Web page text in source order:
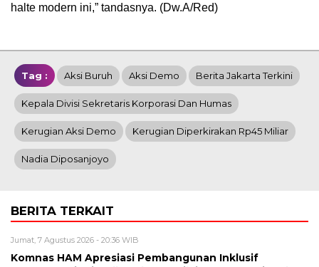
halte modern ini,” tandasnya. (Dw.A/Red)
Tag : Aksi Buruh Aksi Demo Berita Jakarta Terkini
Kepala Divisi Sekretaris Korporasi Dan Humas
Kerugian Aksi Demo Kerugian Diperkirakan Rp45 Miliar
Nadia Diposanjoyo
BERITA TERKAIT
Jumat, 7 Agustus 2026 - 20:36 WIB
Komnas HAM Apresiasi Pembangunan Inklusif